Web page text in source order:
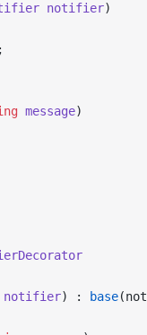
notifier)
message)
notifier) : base